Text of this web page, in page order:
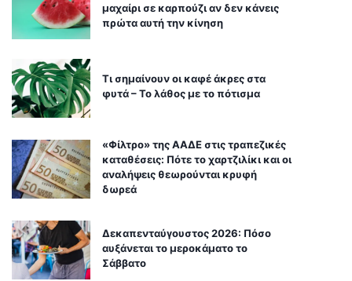
μαχαίρι σε καρπούζι αν δεν κάνεις
πρώτα αυτή την κίνηση
Τι σημαίνουν οι καφέ άκρες στα
φυτά – Το λάθος με το πότισμα
«Φίλτρο» της ΑΑΔΕ στις τραπεζικές
καταθέσεις: Πότε το χαρτζιλίκι και οι
αναλήψεις θεωρούνται κρυφή
δωρεά
Δεκαπενταύγουστος 2026: Πόσο
αυξάνεται το μεροκάματο το
Σάββατο